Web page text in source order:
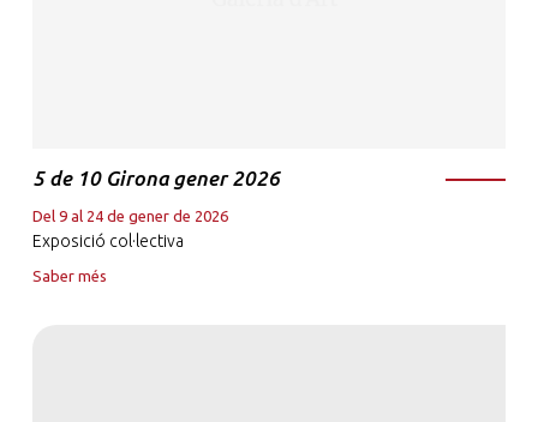
5 de 10 Girona gener 2026
Del 9 al 24 de gener de 2026
Exposició col·lectiva
Saber més